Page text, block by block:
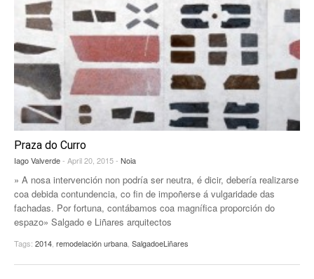
Praza do Curro
Iago Valverde- April 20, 2015 - Noia
» A nosa intervención non podría ser neutra, é dicir, debería realizarse
coa debida contundencia, co fin de impoñerse á vulgaridade das
fachadas. Por fortuna, contábamos coa magnífica proporción do
espazo» Salgado e Liñares arquitectos
Tags: 2014 remodelación urbana SalgadoeLiñares